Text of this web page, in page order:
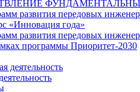
развития передовых
«Инновация года»
развития передовых
программы Приоритет-2030
деятельность